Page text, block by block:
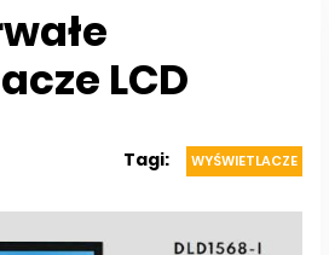
LCD
Tagi: WYŚWIETLACZE